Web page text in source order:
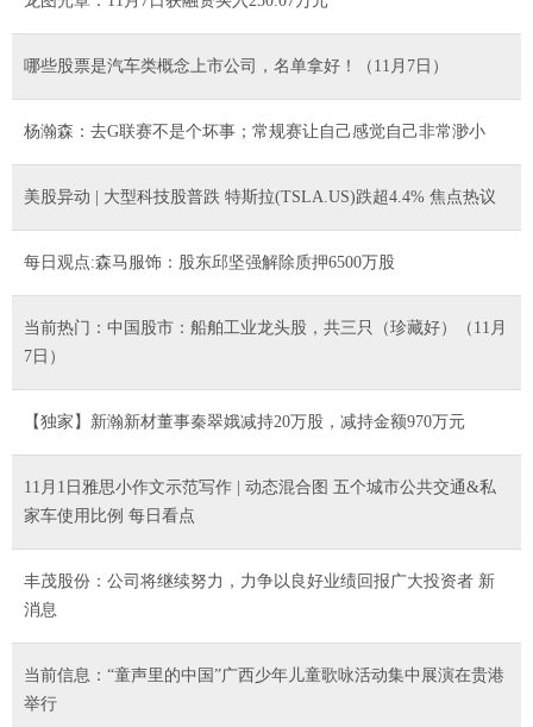
哪些股票是汽车类概念上市公司，名单拿好！（11月7日）
杨瀚森：去G联赛不是个坏事；常规赛让自己感觉自己非常渺小
美股异动 | 大型科技股普跌 特斯拉(TSLA.US)跌超4.4% 焦点热议
每日观点:森马服饰：股东邱坚强解除质押6500万股
当前热门：中国股市：船舶工业龙头股，共三只（珍藏好）（11月
7日）
【独家】新瀚新材董事秦翠娥减持20万股，减持金额970万元
11月1日雅思小作文示范写作 | 动态混合图 五个城市公共交通&私
家车使用比例 每日看点
丰茂股份：公司将继续努力，力争以良好业绩回报广大投资者 新
消息
当前信息：“童声里的中国”广西少年儿童歌咏活动集中展演在贵港
举行